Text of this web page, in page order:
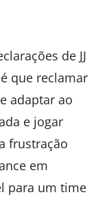
de JJ
que reclamar
adaptar ao
e jogar
frustração
em
para um time